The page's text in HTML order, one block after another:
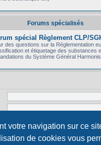
votre navigation sur ce
de cookies vous
Forums spécialisés
spécial Règlement CLP/
des questions sur la Réglementation
et étiquetage des substances
du Système Général